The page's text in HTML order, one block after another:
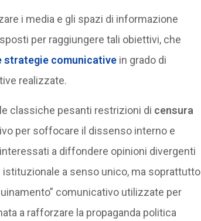
i media e gli spazi di informazione
per raggiungere tali obiettivi, che
strategie comunicativein grado di
realizzate.
classiche pesanti restrizioni di censura
per soffocare il dissenso interno e
a diffondere opinioni divergenti
istituzionale a senso unico, ma soprattutto
comunicativo utilizzate per
a rafforzare la propaganda politica